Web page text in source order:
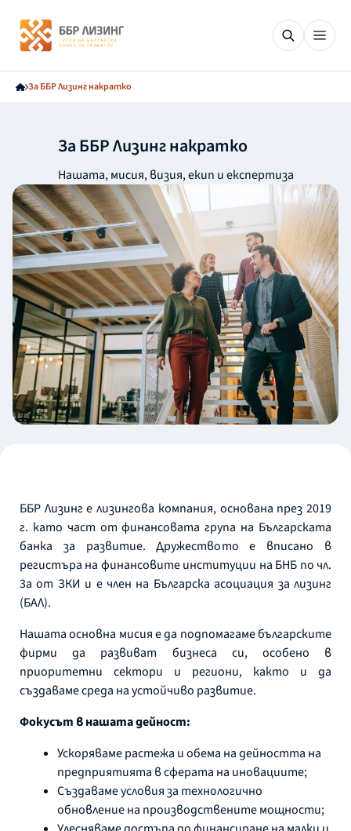
За ББР Лизинг накратко
За ББР Лизинг накратко
Нашата, мисия, визия, екип и експертиза
ББР Лизинг е лизингова компания, основана през 2019
г. като част от финансовата група на Българската
банка за развитие. Дружеството е вписано в
регистъра на финансовите институции на БНБ по чл.
3а от ЗКИ и е член на Българска асоциация за лизинг
(БАЛ).
Нашата основна мисия е да подпомагаме българските
фирми да развиват бизнеса си, особено в
приоритетни сектори и региони, както и да
създаваме среда на устойчиво развитие.
Фокусът в нашата дейност:
Ускоряваме растежа и обема на дейността на
предприятията в сферата на иновациите;
Създаваме условия за технологично
обновление на производствените мощности;